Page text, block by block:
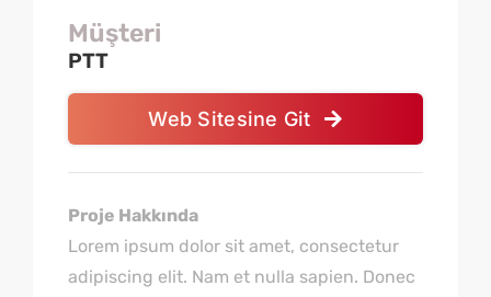
Müşteri
PTT
Web Sitesine Git
Proje Hakkında
Lorem ipsum dolor sit amet, consectetur
adipiscing elit. Nam et nulla sapien. Donec